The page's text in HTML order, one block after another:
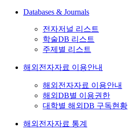
Databases & Journals
전자저널 리스트
학술DB 리스트
주제별 리스트
해외전자자료 이용안내
해외전자자료 이용안내
해외DB별 이용권한
대학별 해외DB 구독현황
해외전자자료 통계